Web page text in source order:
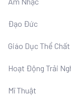
Đạo Đức
Giáo Dục Thể Chất
Hoạt Động Trải
Mĩ Thuật